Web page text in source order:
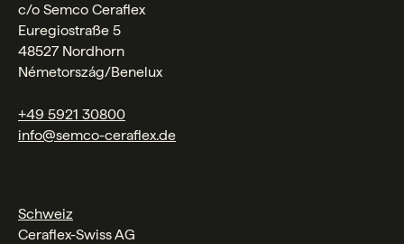
c/o Semco Ceraflex
Euregiostraße 5
48527 Nordhorn
Németország/Benelux
+49 5921 30800
info@semco-ceraflex.de
Schweiz
Ceraflex-Swiss AG